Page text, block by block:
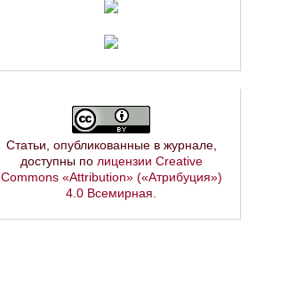
Статьи, опубликованные в журнале,
доступны по лицензии Creative
Commons «Attribution» («Атрибуция»)
4.0 Всемирная